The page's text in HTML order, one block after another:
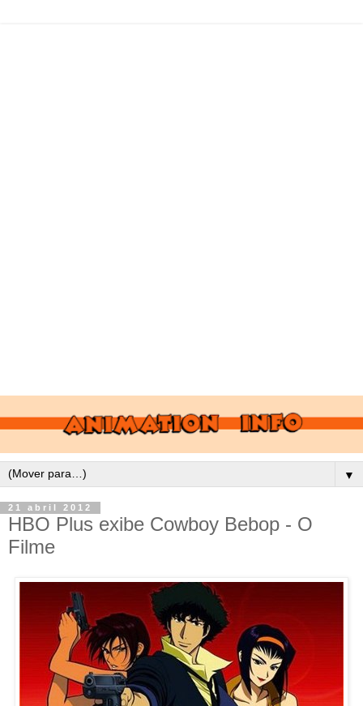
▼
21 abril 2012
HBO Plus exibe Cowboy Bebop - O
Filme